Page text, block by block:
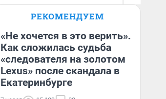
Главврач клиники
Волковой»
РЕКОМЕНДУЕМ
«Не хочется в это верить».
Как сложилась судьба
«следователя на золотом
Lexus» после скандала в
Екатеринбурге